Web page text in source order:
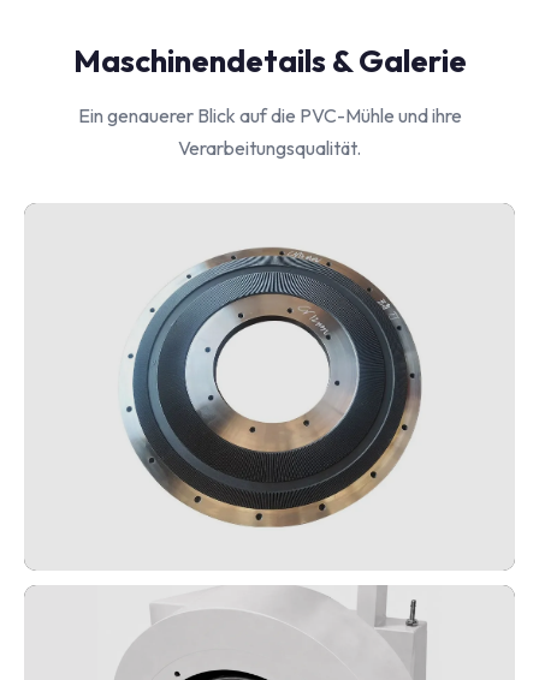
Maschinendetails & Galerie
Ein genauerer Blick auf die PVC-Mühle und ihre
Verarbeitungsqualität.